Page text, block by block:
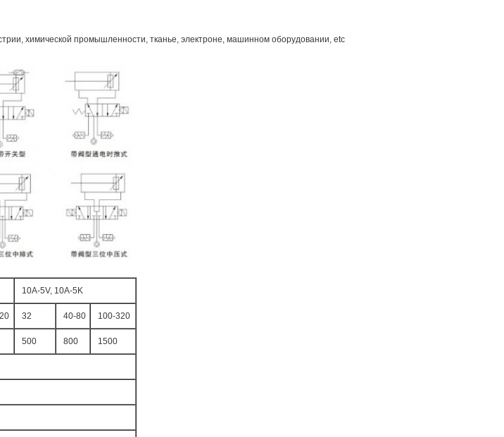
химической промышленности, тканье, электроне, машинном оборудовании, etc
10A-5V, 10A-5K
32 40-80 100-320
500 800 1500